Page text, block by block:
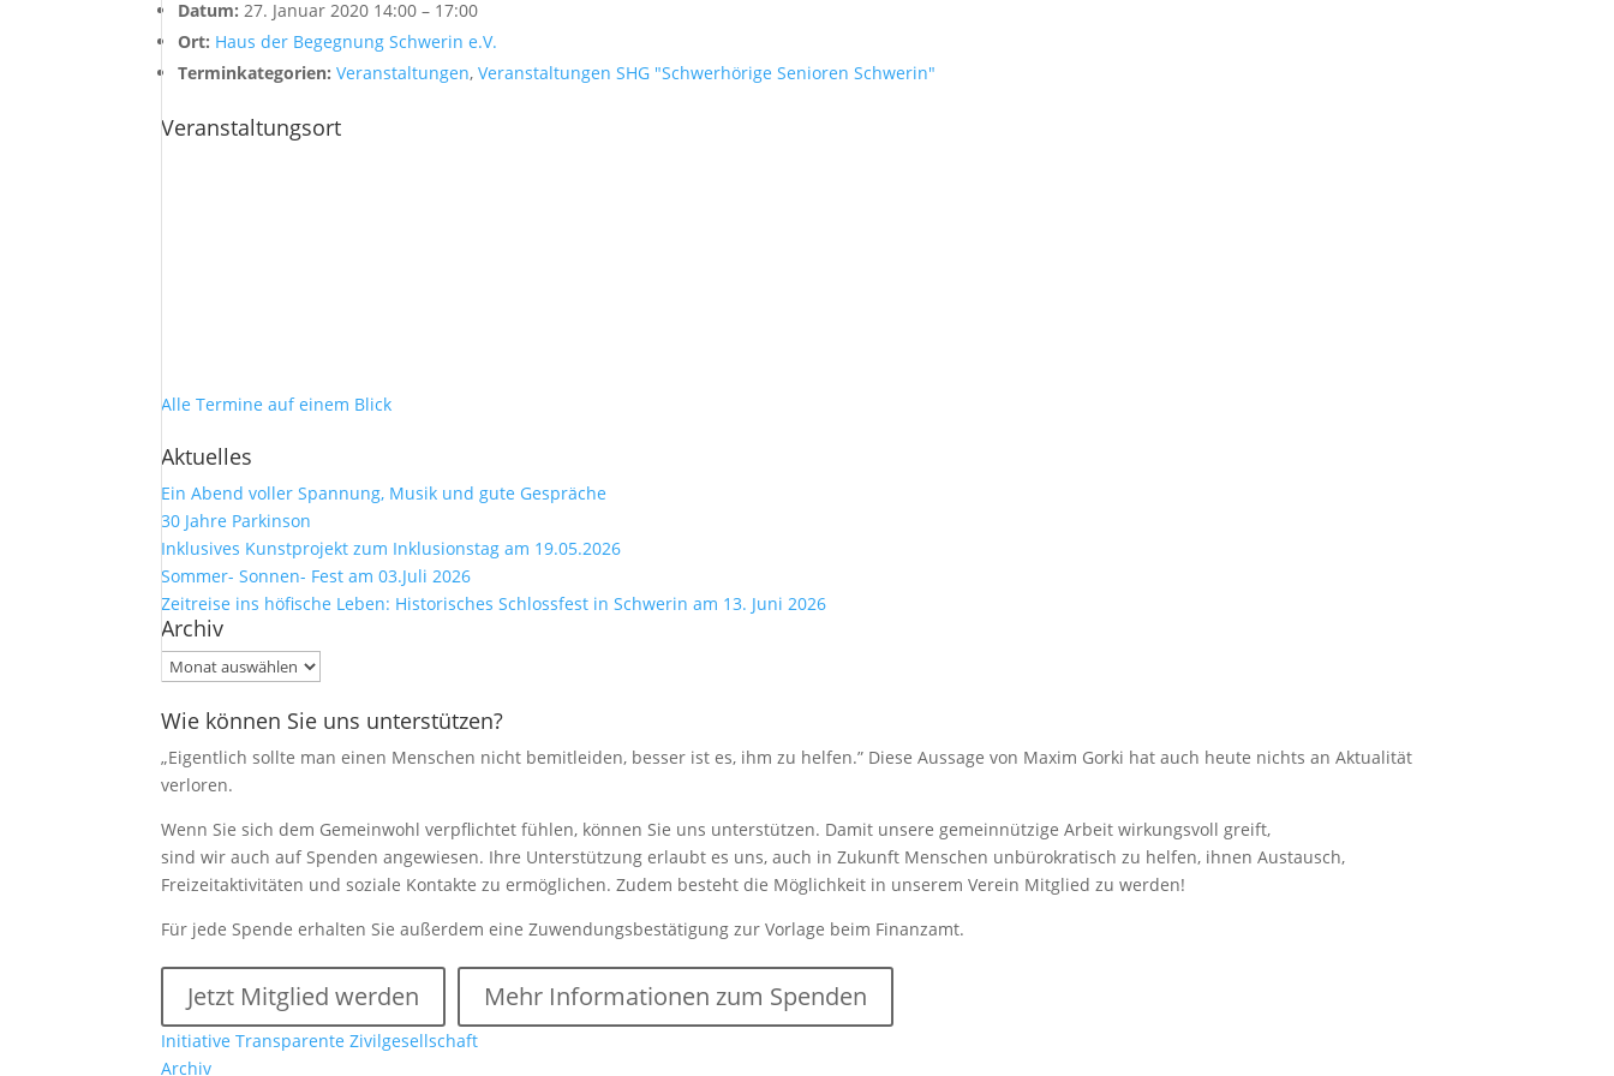
Datum: 27. Januar 2020 14:00 – 17:00
Ort: Haus der Begegnung Schwerin e.V.
Terminkategorien: Veranstaltungen,Veranstaltungen SHG "Schwerhörige Senioren Schwerin"
Veranstaltungsort
Alle Termine auf einem Blick
Aktuelles
Ein Abend voller Spannung, Musik und gute Gespräche
30 Jahre Parkinson
Inklusives Kunstprojekt zum Inklusionstag am 19.05.2026
Sommer- Sonnen- Fest am 03.Juli 2026
Zeitreise ins höfische Leben: Historisches Schlossfest in Schwerin am 13. Juni 2026
Archiv
Archiv
Wie können Sie uns unterstützen?
„Eigentlich sollte man einen Menschen nicht bemitleiden, besser ist es, ihm zu helfen.” Diese Aussage von Maxim Gorki hat auch heute nichts an Aktualität
verloren.
Wenn Sie sich dem Gemeinwohl verpflichtet fühlen, können Sie uns unterstützen. Damit unsere gemeinnützige Arbeit wirkungsvoll greift,
sind wir auch auf Spenden angewiesen. Ihre Unterstützung erlaubt es uns, auch in Zukunft Menschen unbürokratisch zu helfen, ihnen Austausch,
Freizeitaktivitäten und soziale Kontakte zu ermöglichen. Zudem besteht die Möglichkeit in unserem Verein Mitglied zu werden!
Für jede Spende erhalten Sie außerdem eine Zuwendungsbestätigung zur Vorlage beim Finanzamt.
Jetzt Mitglied werden Mehr Informationen zum Spenden
Initiative Transparente Zivilgesellschaft
Archiv